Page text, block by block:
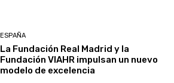
ESPAÑA
La Fundación Real Madrid y la
Fundación VIAHR impulsan un nuevo
modelo de excelencia